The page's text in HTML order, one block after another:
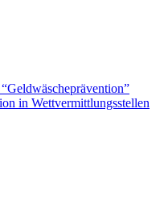
in Wettvermittlungsstellen